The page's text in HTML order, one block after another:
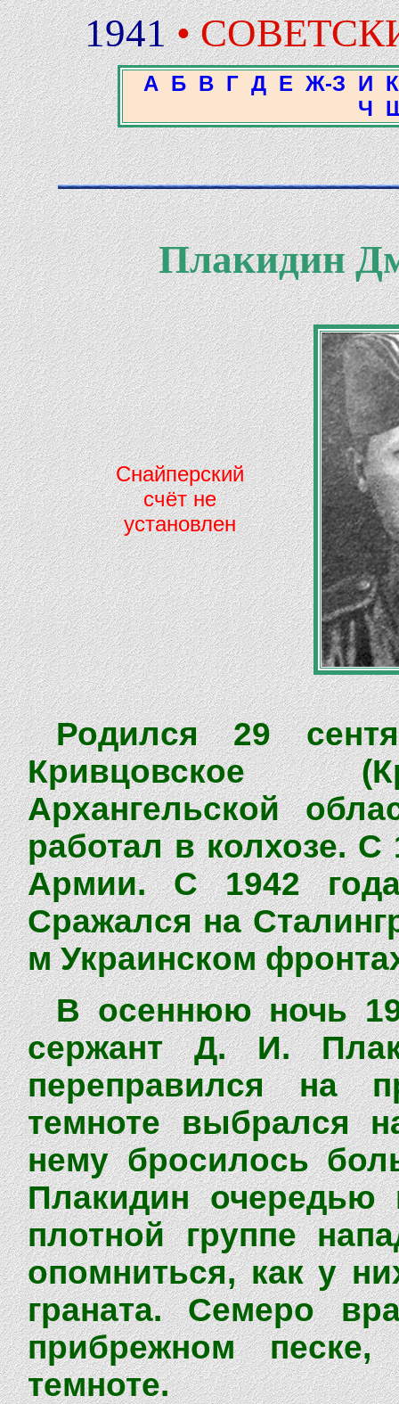
1941 •
А Б В Г Д Е Ж-З И К
Ч
Плакидин
Снайперский
счёт не
установлен
Родился 29
Кривцовское
Архангельской
работал в колхозе. С
Армии. С 1942
Сражался на
м Украинском
В осеннюю ночь
сержант Д. И.
переправился на
темноте выбрался
нему бросилось
Плакидин очередью
плотной группе
опомниться, как у
граната. Семеро
прибрежном
темноте.